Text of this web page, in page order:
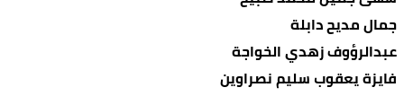
جمال مديح دابلة
عبدالرؤوف زهدي الخواجة
فايزة يعقوب سليم نصراوين